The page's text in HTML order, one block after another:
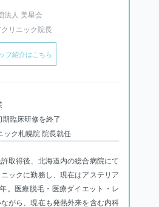
法人 美星会
リニック院長
フ紹介はこちら
臨床研修を終了
ク札幌院 院長就任
取得後、北海道内の総合病院にて
ックに勤務し、現在はアステリア
。医療脱毛・医療ダイエット・レ
がら、現在も発熱外来を含む内科